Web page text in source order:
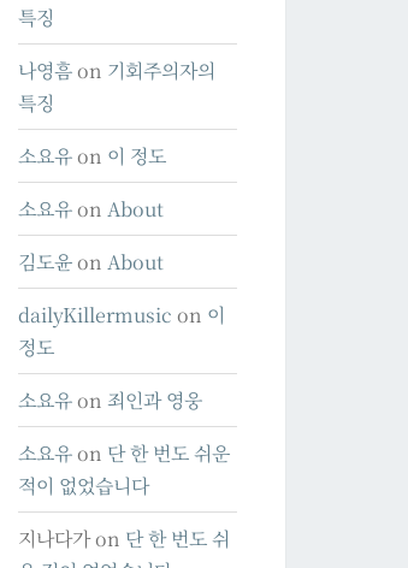
특징
나영흠on 기회주의자의
특징
소요유on 이 정도
소요유on About
김도윤on About
dailyKillermusic on 이
정도
소요유on 죄인과 영웅
소요유on 단 한 번도 쉬운
적이 없었습니다
지나다가on 단 한 번도 쉬